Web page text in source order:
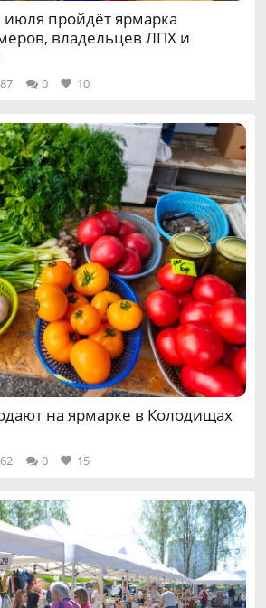
пройдёт ярмарка
владельцев ЛПХ и
0 10
на ярмарке в Колодищах
0 15